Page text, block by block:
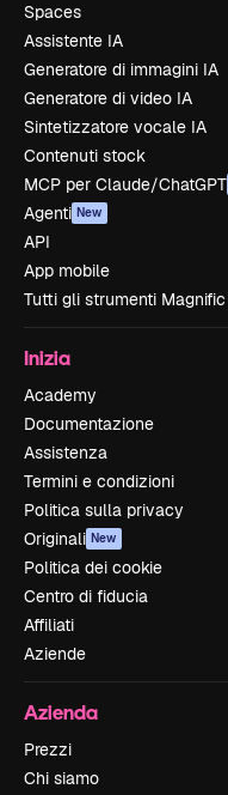
Spaces
Assistente IA
Generatore di immagini IA
Generatore di video IA
Sintetizzatore vocale IA
Contenuti stock
MCP per Claude/ChatGPT
Agenti New
API
App mobile
Tutti gli strumenti Magnific
Inizia
Academy
Documentazione
Assistenza
Termini e condizioni
Politica sulla privacy
Originali New
Politica dei cookie
Centro di fiducia
Affiliati
Aziende
Azienda
Prezzi
Chi siamo